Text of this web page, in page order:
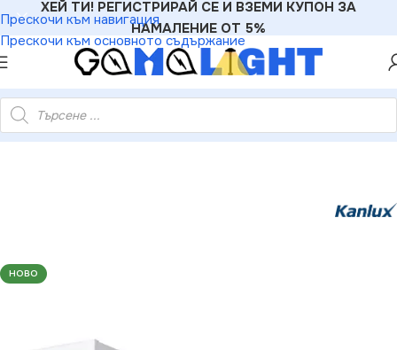
Прескочи към навигация
Прескочи към основното съдържание
ХЕЙ ТИ! РЕГИСТРИРАЙ СЕ И ВЗЕМИ КУПОН ЗА
НАМАЛЕНИЕ ОТ 5%
ЛЕД осветително тяло AL-MM-NT 220V 29W 4000K IP20
НОВО